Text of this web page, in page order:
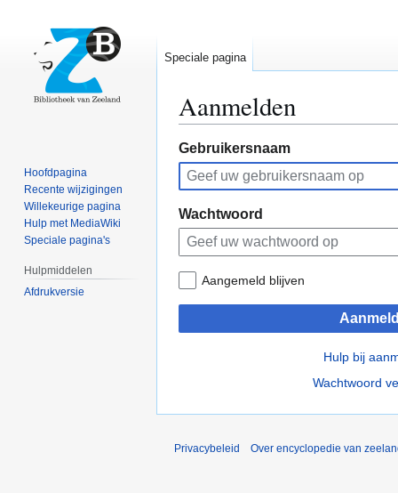
Aanmelden
Naar
navigatie
springen
Naar
zoeken
springen
Gebruikersnaam
Wachtwoord
Aangemeld blijven
Hulp bij
Wachtwoord
Speciale pagina
Hoofdpagina
Recente wijzigingen
Willekeurige pagina
Hulp met MediaWiki
Speciale pagina's
Hulpmiddelen
Afdrukversie
Privacybeleid Over encyclopedie van